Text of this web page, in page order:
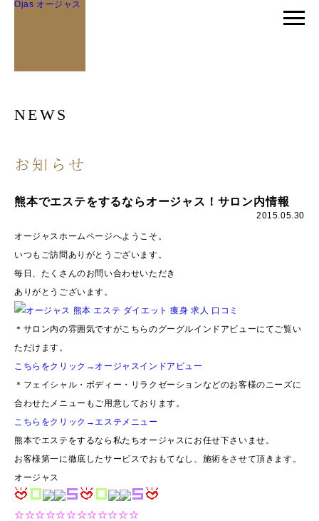
Ojas オージャス
NEWS
お知らせ
熊本でエステをするならオージャス！サロン内情報
2015.05.30
オージャスホームページへようこそ。
いつもご訪問ありがとうございます。
毎日、たくさんのお問い合わせいただき
ありがとうございます。
＊サロン内の雰囲気ですがこちらのグーグルインドアビューにてご覧い
ただけます。
こちらをクリック→オージャスインドアビュー
＊フェイシャル・ボディー・リラクゼーションなどのお客様のニーズに
合わせたメニューもご用意しております。
こちらをクリック→エステメニュー
熊本でエステをするなら私たちオージャスにお任せ下さいませ。
お客様第一に徹底したサービスでおもてなし、施術をさせて頂きます。
オージャス
☆☆☆☆☆☆☆☆☆☆☆☆